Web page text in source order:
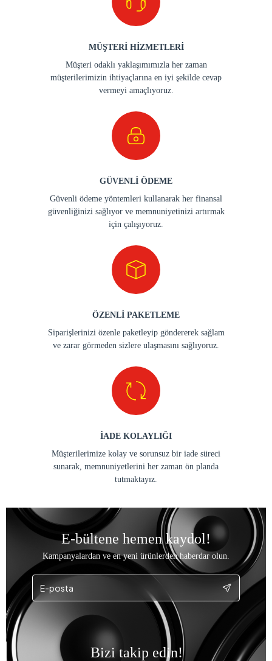
MÜŞTERİ HİZMETLERİ
Müşteri odaklı yaklaşımımızla her zaman
müşterilerimizin ihtiyaçlarına en iyi şekilde cevap
vermeyi amaçlıyoruz.
GÜVENLİ ÖDEME
Güvenli ödeme yöntemleri kullanarak her finansal
güvenliğinizi sağlıyor ve memnuniyetinizi artırmak
için çalışıyoruz.
ÖZENLİ PAKETLEME
Siparişlerinizi özenle paketleyip göndererek sağlam
ve zarar görmeden sizlere ulaşmasını sağlıyoruz.
İADE KOLAYLIĞI
Müşterilerimize kolay ve sorunsuz bir iade süreci
sunarak, memnuniyetlerini her zaman ön planda
tutmaktayız.
E-bültene hemen kaydol!
Kampanyalardan ve en yeni ürünlerden haberdar olun.
Bizi takip edin!